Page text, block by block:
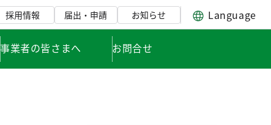
採用情報 届出・申請 お知らせ Language
事業者の皆さまへ お問合せ